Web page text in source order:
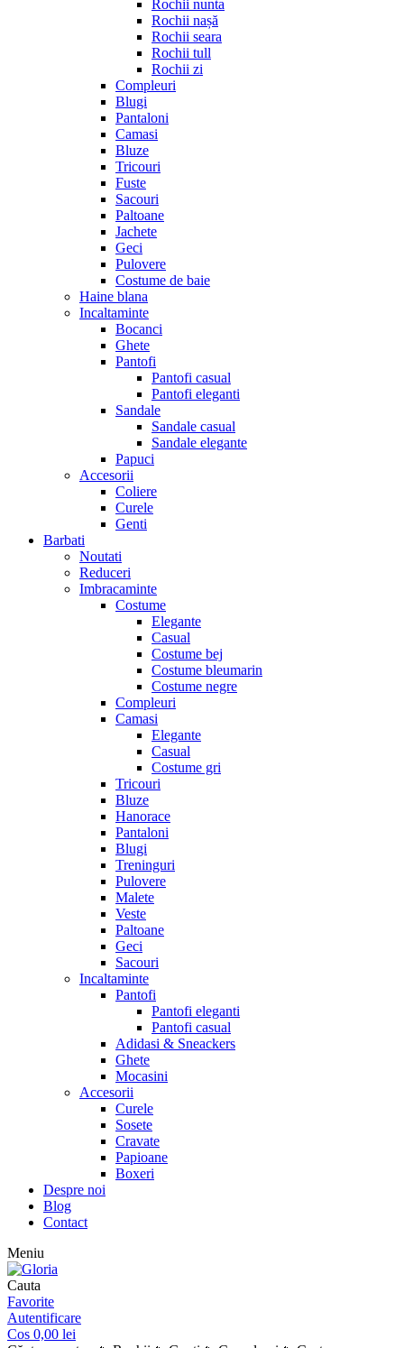
Rochii nunta
Rochii nașă
Rochii seara
Rochii tull
Rochii zi
Compleuri
Blugi
Pantaloni
Camasi
Bluze
Tricouri
Fuste
Sacouri
Paltoane
Jachete
Geci
Pulovere
Costume de baie
Haine blana
Incaltaminte
Bocanci
Ghete
Pantofi
Pantofi casual
Pantofi eleganti
Sandale
Sandale casual
Sandale elegante
Papuci
Accesorii
Coliere
Curele
Genti
Barbati
Noutati
Reduceri
Imbracaminte
Costume
Elegante
Casual
Costume bej
Costume bleumarin
Costume negre
Compleuri
Camasi
Elegante
Casual
Costume gri
Tricouri
Bluze
Hanorace
Pantaloni
Blugi
Treninguri
Pulovere
Malete
Veste
Paltoane
Geci
Sacouri
Incaltaminte
Pantofi
Pantofi eleganti
Pantofi casual
Adidasi & Sneackers
Ghete
Mocasini
Accesorii
Curele
Sosete
Cravate
Papioane
Boxeri
Despre noi
Blog
Contact
Meniu
Cauta
Favorite
Autentificare
Cos 0,00 lei